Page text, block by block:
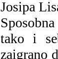
Josipa
tako i
zaigrano